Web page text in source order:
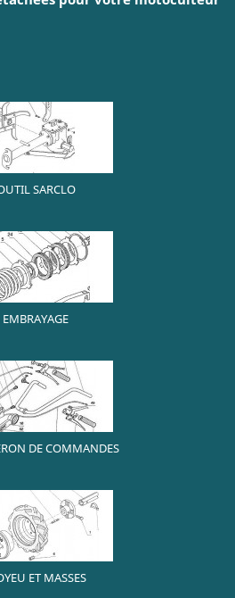
SARCLO
EMBRAYAGE
DE COMMANDES
ET MASSES